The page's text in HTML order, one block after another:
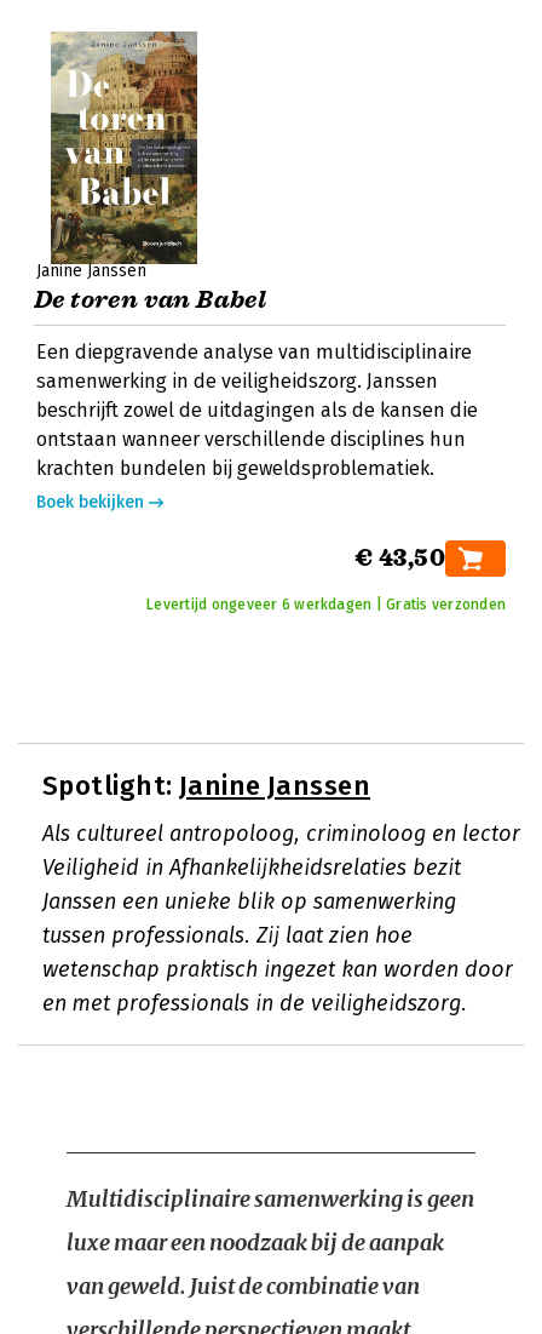
Janine Janssen
De toren van Babel
Een diepgravende analyse van multidisciplinaire
samenwerking in de veiligheidszorg. Janssen
beschrijft zowel de uitdagingen als de kansen die
ontstaan wanneer verschillende disciplines hun
krachten bundelen bij geweldsproblematiek.
Boek bekijken
€ 43,50
Levertijd ongeveer 6 werkdagen | Gratis verzonden
Spotlight: Janine Janssen
Als cultureel antropoloog, criminoloog en lector
Veiligheid in Afhankelijkheidsrelaties bezit
Janssen een unieke blik op samenwerking
tussen professionals. Zij laat zien hoe
wetenschap praktisch ingezet kan worden door
en met professionals in de veiligheidszorg.
Multidisciplinaire samenwerking is geen
luxe maar een noodzaak bij de aanpak
van geweld. Juist de combinatie van